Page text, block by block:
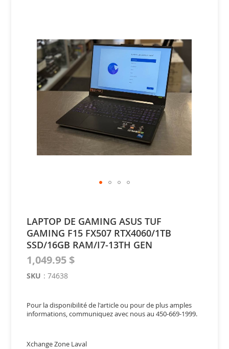
the
end
the
images
gallery
beginning
of
the
gallery
LAPTOP DE GAMING ASUS TUF
GAMING F15 FX507 RTX4060/1TB
SSD/16GB RAM/I7-13TH GEN
1,049.95 $
SKU :74638
Pour la disponibilité de l'article ou pour de plus amples
informations, communiquez avec nous au 450-669-1999.
Xchange Zone Laval